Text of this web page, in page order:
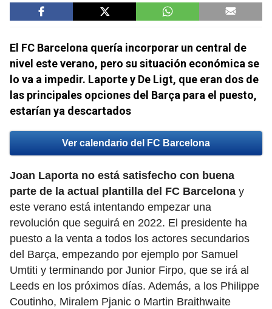
El FC Barcelona quería incorporar un central de
nivel este verano, pero su situación económica se
lo va a impedir. Laporte y De Ligt, que eran dos de
las principales opciones del Barça para el puesto,
estarían ya descartados
Ver calendario del FC Barcelona
Joan Laporta no está satisfecho con buena
parte de la actual plantilla del FC Barcelona y
este verano está intentando empezar una
revolución que seguirá en 2022. El presidente ha
puesto a la venta a todos los actores secundarios
del Barça, empezando por ejemplo por Samuel
Umtiti y terminando por Junior Firpo, que se irá al
Leeds en los próximos días. Además, a los Philippe
Coutinho, Miralem Pjanic o Martin Braithwaite